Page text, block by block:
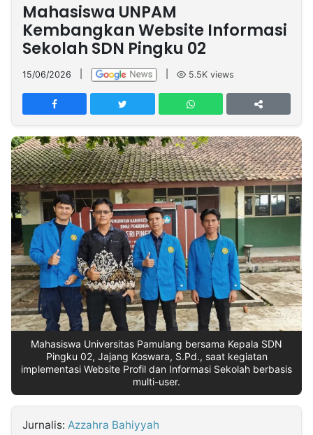
Nasional
International
Olahraga
Entertainment
Daerah
Pariwisata
Kuliner
Kolom
Network
PT
TREETAN
INDONESIA
Partner
Insight
NTB
Suara
Time
Lens
IDN
Daily
Jogja
Jalan
Rakyat
Idealita
News
Kita
Notice
Dinamikapost.com
Radar
Baru
Seedbacklink
Follow
Kabarbaru
Mahasiswa UNPAM
Kembangkan Website Informasi
Sekolah SDN Pingku 02
15/06/2026 5.5K views
Mahasiswa Universitas Pamulang bersama Kepala SDN
Pingku 02, Jajang Koswara, S.Pd., saat kegiatan
implementasi Website Profil dan Informasi Sekolah berbasis
multi-user.
Jurnalis: Azzahra Bahiyyah